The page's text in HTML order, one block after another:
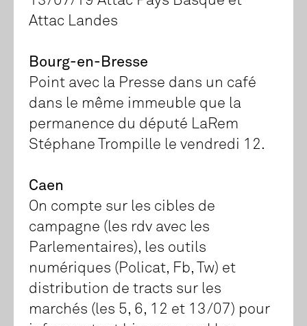
Attac Landes
Bourg-en-Bresse
Point avec la Presse dans un café
dans le même immeuble que la
permanence du député LaRem
Stéphane Trompille le vendredi 12.
Caen
On compte sur les cibles de
campagne (les rdv avec les
Parlementaires), les outils
numériques (Policat, Fb, Tw) et
distribution de tracts sur les
marchés (les 5, 6, 12 et 13/07) pour